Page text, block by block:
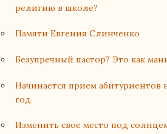
религию в школе?
Памяти Евгения Слинченко
Безупречный пастор? Это как
Начинается прием абитуриентов
год
Изменить свое место под